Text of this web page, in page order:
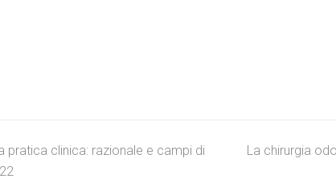
pratica clinica: razionale e campi di
next
La chirurgia